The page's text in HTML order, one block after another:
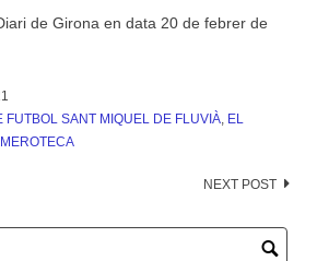
de Girona en data 20 de febrer de
FUTBOL SANT MIQUEL DE FLUVIÀ, EL
NEXT POST